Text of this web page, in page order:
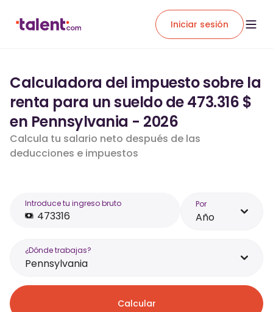
Iniciar sesión
Calculadora del impuesto sobre la
renta para un sueldo de 473.316 $
en Pennsylvania - 2026
Calcula tu salario neto después de las
deducciones e impuestos
Introduce tu ingreso bruto Por
Año
¿Dónde trabajas?
Pennsylvania
Calcular